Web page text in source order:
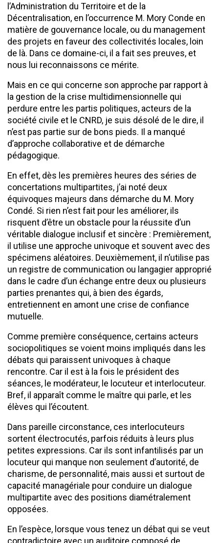
l’Administration du Territoire et de la
Décentralisation, en l’occurrence M. Mory Conde en
matière de gouvernance locale, ou du management
des projets en faveur des collectivités locales, loin
de là. Dans ce domaine-ci, il a fait ses preuves, et
nous lui reconnaissons ce mérite.
Mais en ce qui concerne son approche par rapport à
la gestion de la crise multidimensionnelle qui
perdure entre les partis politiques, acteurs de la
société civile et le CNRD, je suis désolé de le dire, il
n’est pas partie sur de bons pieds. Il a manqué
d’approche collaborative et de démarche
pédagogique.
En effet, dès les premières heures des séries de
concertations multipartites, j’ai noté deux
équivoques majeurs dans démarche du M. Mory
Condé. Si rien n’est fait pour les améliorer, ils
risquent d’être un obstacle pour la réussite d’un
véritable dialogue inclusif et sincère : Premièrement,
il utilise une approche univoque et souvent avec des
spécimens aléatoires. Deuxièmement, il n’utilise pas
un registre de communication ou langagier approprié
dans le cadre d’un échange entre deux ou plusieurs
parties prenantes qui, à bien des égards,
entretiennent en amont une crise de confiance
mutuelle.
Comme première conséquence, certains acteurs
sociopolitiques se voient moins impliqués dans les
débats qui paraissent univoques à chaque
rencontre. Car il est à la fois le président des
séances, le modérateur, le locuteur et interlocuteur.
Bref, il apparaît comme le maître qui parle, et les
élèves qui l’écoutent.
Dans pareille circonstance, ces interlocuteurs
sortent électrocutés, parfois réduits à leurs plus
petites expressions. Car ils sont infantilisés par un
locuteur qui manque non seulement d’autorité, de
charisme, de personnalité, mais aussi et surtout de
capacité managériale pour conduire un dialogue
multipartite avec des positions diamétralement
opposées.
En l’espèce, lorsque vous tenez un débat qui se veut
contradictoire avec un auditoire composé de